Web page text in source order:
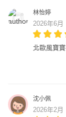
林怡婷
2026年6月
北歐風寶
沈小佩
2026年2月